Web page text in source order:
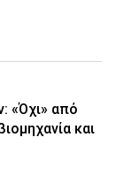
«Όχι» από
και